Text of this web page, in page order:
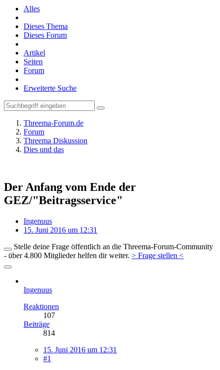
Alles
Dieses Thema
Dieses Forum
Artikel
Seiten
Forum
Erweiterte Suche
Threema-Forum.de
Forum
Threema Diskussion
Dies und das
Der Anfang vom Ende der
GEZ/"Beitragsservice"
Ingenuus
15. Juni 2016 um 12:31
Stelle deine Frage öffentlich an die Threema-Forum-Community
- über 4.800 Mitglieder helfen dir weiter. > Frage stellen <
Ingenuus
Reaktionen
107
Beiträge
814
15. Juni 2016 um 12:31
#1